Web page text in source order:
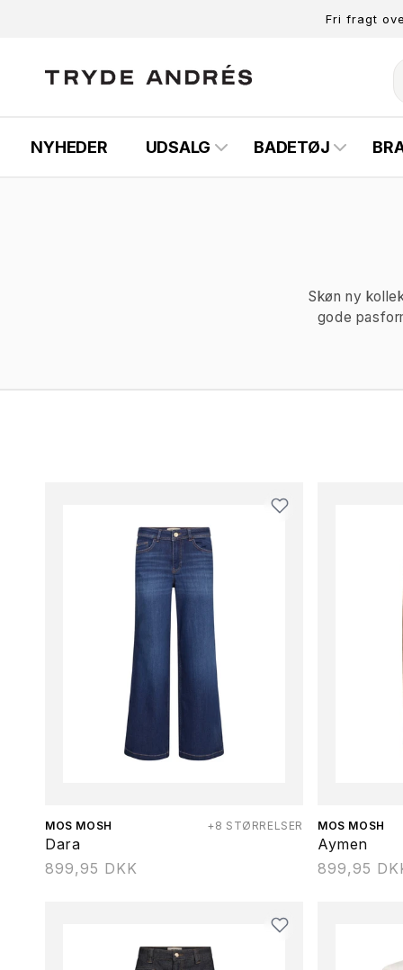
Fri fragt
NYHEDER UDSALG BADETØJ
Skøn ny
gode
Forhandler:
MOS MOSH +8 STØRRELSER
Dara
Normalpris
899,95 DKK
Forhandler:
MOS MOSH
Aymen
Normalpris
899,95